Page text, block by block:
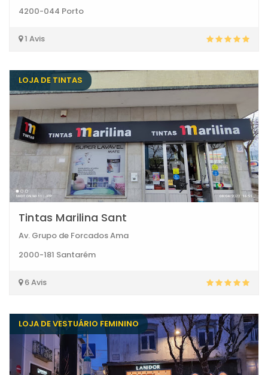
4200-044 Porto
1 Avis
LOJA DE TINTAS
Tintas Marilina Sant
Av. Grupo de Forcados Ama
2000-181 Santarém
6 Avis
LOJA DE VESTUÁRIO FEMININO